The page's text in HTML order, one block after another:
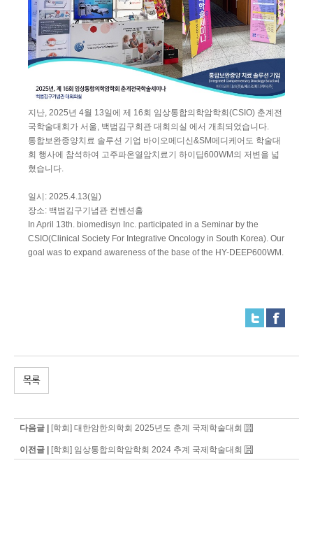
지난, 2025년 4월 13일에 제 16회 임상통합의학암학회(CSIO) 춘계전
국학술대회가 서울, 백범김구회관 대회의실 에서 개최되었습니다.
통합보완종양치료 솔루션 기업 바이오메디신&SM메디케어도 학술대
회 행사에 참석하여 고주파온열암치료기 하이딥600WM의 저변을 넓
혔습니다.
일시: 2025.4.13(일)
장소: 백범김구기념관 컨벤션홀
In April 13th. biomedisyn Inc. participated in a Seminar by the
CSIO(Clinical Society For Integrative Oncology in South Korea). Our
goal was to expand awareness of the base of the HY-DEEP600WM.
목록
다음글 | [학회] 대한암한의학회 2025년도 춘계 국제학술대회
이전글 | [학회] 임상통합의학암학회 2024 추계 국제학술대회